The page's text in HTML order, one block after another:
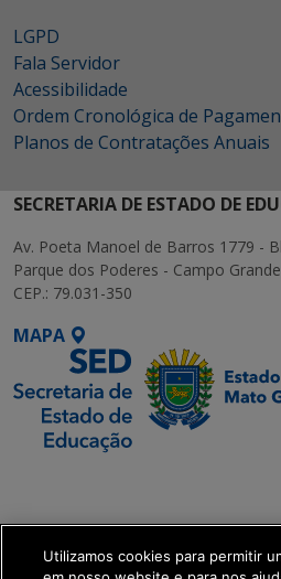
LGPD
Fala Servidor
Acessibilidade
Ordem Cronológica de
Planos de Contratações Anuais
SECRETARIA DE ESTADO DE
Av. Poeta Manoel de Barros 1779 -
Parque dos Poderes - Campo
CEP.: 79.031-350
MAPA
Transformação Digital
Utilizamos cookies para permitir